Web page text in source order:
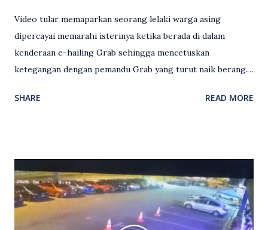
Video tular memaparkan seorang lelaki warga asing
dipercayai memarahi isterinya ketika berada di dalam
kenderaan e-hailing Grab sehingga mencetuskan
ketegangan dengan pemandu Grab yang turut naik berang.
antara seorang lelaki warga asing dengan pemandu Grab
Grab bertindak mempertahankan wanita terbabit sebelum
berlaku pertikaman lidah antara kedua-dua pihak. Video
berkenaan kini tular di media sosial dan mendapat pelbagai
reaksi orang ramai. Antara komen orang awam yang tular di
SHARE READ MORE